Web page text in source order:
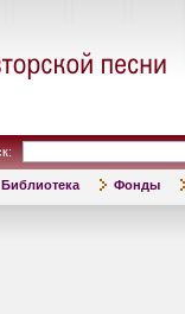
Библиотека Фонды